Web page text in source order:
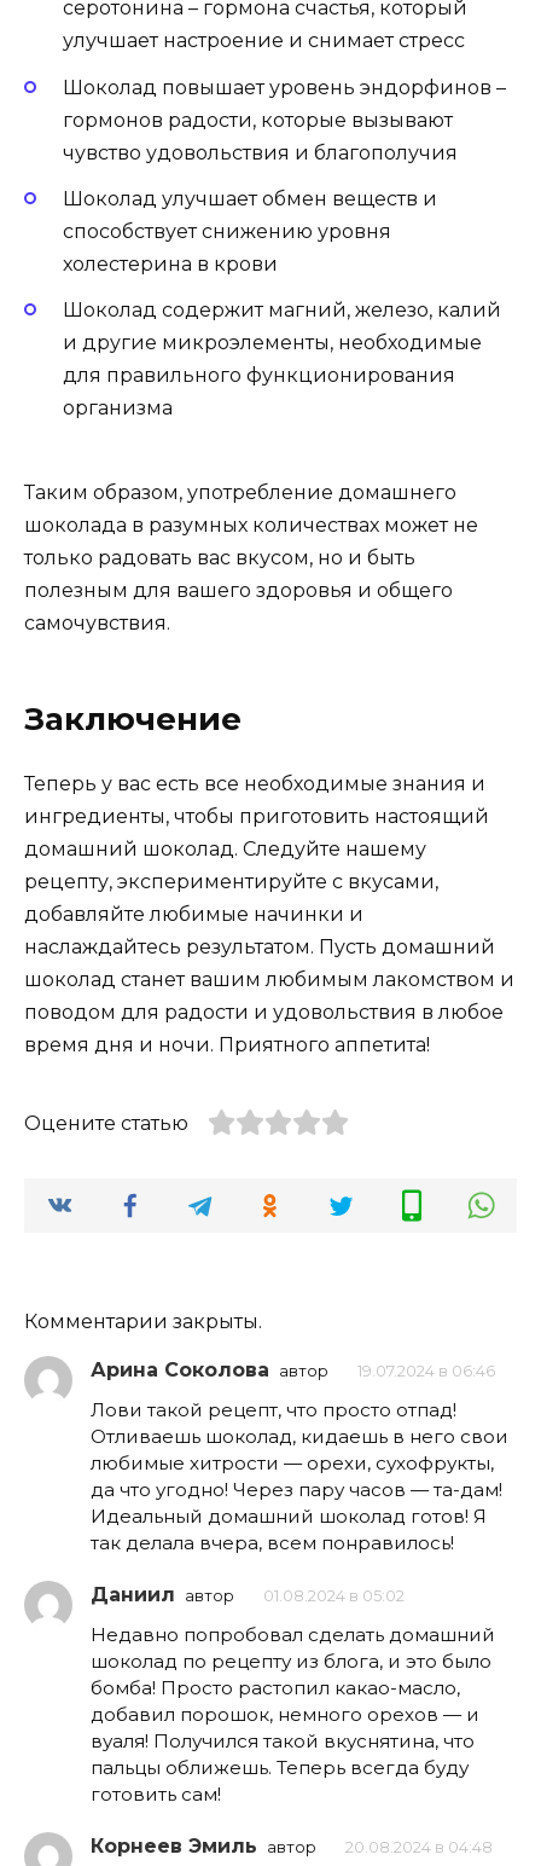
серотонина – гормона счастья, который
улучшает настроение и снимает стресс
Шоколад повышает уровень эндорфинов –
гормонов радости, которые вызывают
чувство удовольствия и благополучия
Шоколад улучшает обмен веществ и
способствует снижению уровня
холестерина в крови
Шоколад содержит магний, железо, калий
и другие микроэлементы, необходимые
для правильного функционирования
организма
Таким образом, употребление домашнего
шоколада в разумных количествах может не
только радовать вас вкусом, но и быть
полезным для вашего здоровья и общего
самочувствия.
Заключение
Теперь у вас есть все необходимые знания и
ингредиенты, чтобы приготовить настоящий
домашний шоколад. Следуйте нашему
рецепту, экспериментируйте с вкусами,
добавляйте любимые начинки и
наслаждайтесь результатом. Пусть домашний
шоколад станет вашим любимым лакомством и
поводом для радости и удовольствия в любое
время дня и ночи. Приятного аппетита!
Оцените статью
Комментарии закрыты.
Арина Соколова автор 19.07.2024 в 06:46
Лови такой рецепт, что просто отпад!
Отливаешь шоколад, кидаешь в него свои
любимые хитрости — орехи, сухофрукты,
да что угодно! Через пару часов — та-дам!
Идеальный домашний шоколад готов! Я
так делала вчера, всем понравилось!
Даниил автор 01.08.2024 в 05:02
Недавно попробовал сделать домашний
шоколад по рецепту из блога, и это было
бомба! Просто растопил какао-масло,
добавил порошок, немного орехов — и
вуаля! Получился такой вкуснятина, что
пальцы оближешь. Теперь всегда буду
готовить сам!
Корнеев Эмиль автор 20.08.2024 в 04:48